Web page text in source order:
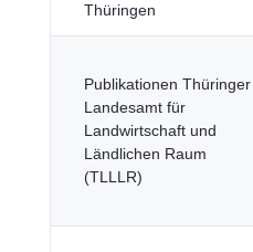
Thüringen
Publikationen Thüringer
Landesamt für
Landwirtschaft und
Ländlichen Raum
(TLLLR)